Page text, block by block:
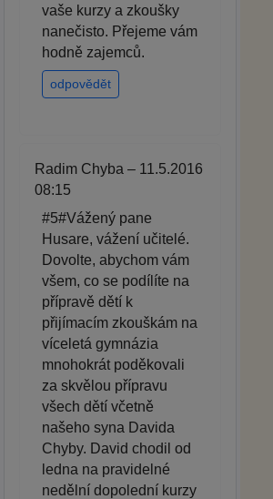
vaše kurzy a zkoušky
nanečisto. Přejeme vám
hodně zajemců.
odpovědět
Radim Chyba – 11.5.2016
08:15
#5#Vážený pane
Husare, vážení učitelé.
Dovolte, abychom vám
všem, co se podílíte na
přípravě dětí k
přijímacím zkouškám na
víceletá gymnázia
mnohokrát poděkovali
za skvělou přípravu
všech dětí včetně
našeho syna Davida
Chyby. David chodil od
ledna na pravidelné
nedělní dopolední kurzy